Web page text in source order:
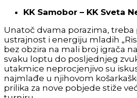
KK Samobor – KK Sveta
Unatoč dvama porazima, treba
ustrajnost i energiju mladih
bez obzira na mali broj igrača
svaku loptu do posljednjeg
utakmice neprocjenjivo su
najmlađe u njihovom
prilika za nove pobjede stiže